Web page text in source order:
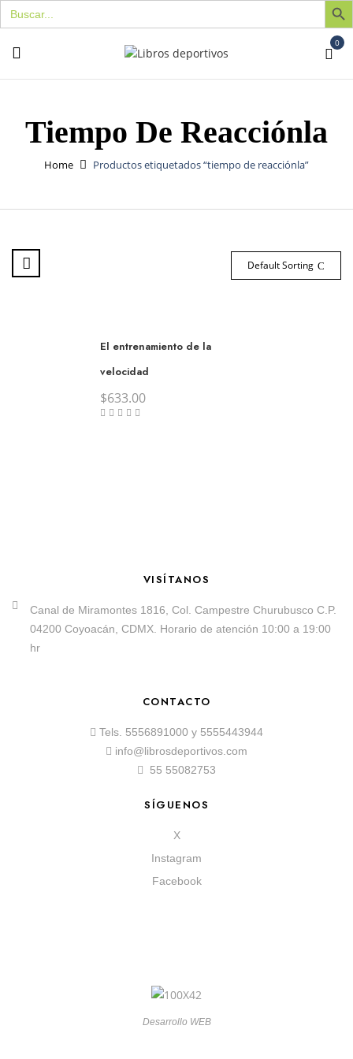
Buscar:
0
Tiempo De Reacciónla
Home Productos etiquetados “tiempo de reacciónla”
Default Sorting
El entrenamiento de la
velocidad
$633.00
VISÍTANOS
Canal de Miramontes 1816, Col. Campestre Churubusco C.P.
04200 Coyoacán, CDMX. Horario de atención 10:00 a 19:00
hr
CONTACTO
Tels. 5556891000 y 5555443944
info@librosdeportivos.com
55 55082753
SÍGUENOS
X
Instagram
Facebook
Desarrollo WEB